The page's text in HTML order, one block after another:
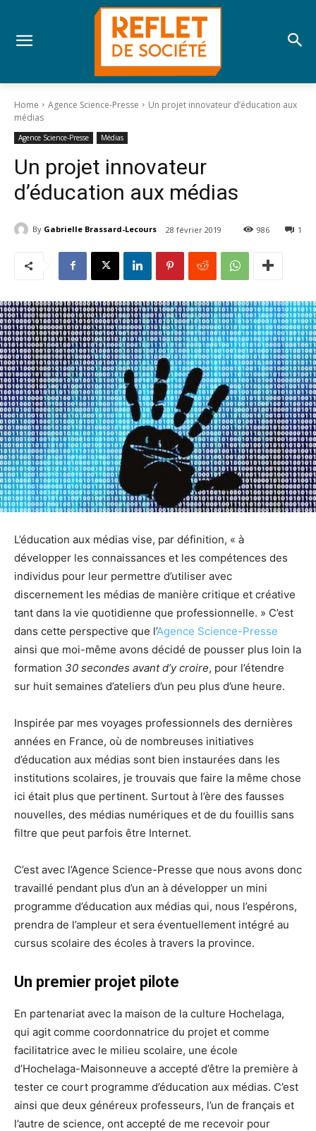
Home Agence Science-Presse
Un projet innovateur d’éducation aux
médias
Agence Science-Presse Médias
Un projet innovateur
d’éducation aux médias
By Gabrielle Brassard-Lecours 28 février 2019 1
986
L’éducation aux médias vise, par définition, « à
développer les connaissances et les compétences des
individus pour leur permettre d’utiliser avec
discernement les médias de manière critique et créative
tant dans la vie quotidienne que professionnelle. » C’est
dans cette perspective que l’Agence Science-Presse
ainsi que moi-même avons décidé de pousser plus loin la
formation 30 secondes avant d’y croire, pour l’étendre
sur huit semaines d’ateliers d’un peu plus d’une heure.
Inspirée par mes voyages professionnels des dernières
années en France, où de nombreuses initiatives
d’éducation aux médias sont bien instaurées dans les
institutions scolaires, je trouvais que faire la même chose
ici était plus que pertinent. Surtout à l’ère des fausses
nouvelles, des médias numériques et de du fouillis sans
filtre que peut parfois être Internet.
C’est avec l’Agence Science-Presse que nous avons donc
travaillé pendant plus d’un an à développer un mini
programme d’éducation aux médias qui, nous l’espérons,
prendra de l’ampleur et sera éventuellement intégré au
cursus scolaire des écoles à travers la province.
Un premier projet pilote
En partenariat avec la maison de la culture Hochelaga,
qui agit comme coordonnatrice du projet et comme
facilitatrice avec le milieu scolaire, une école
d’Hochelaga-Maisonneuve a accepté d’être la première à
tester ce court programme d’éducation aux médias. C’est
ainsi que deux généreux professeurs, l’un de français et
l’autre de science, ont accepté de me recevoir pour